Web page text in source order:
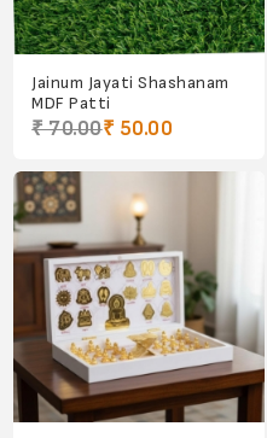
Jainum Jayati Shashanam
MDF Patti
₹ 70.00₹ 50.00